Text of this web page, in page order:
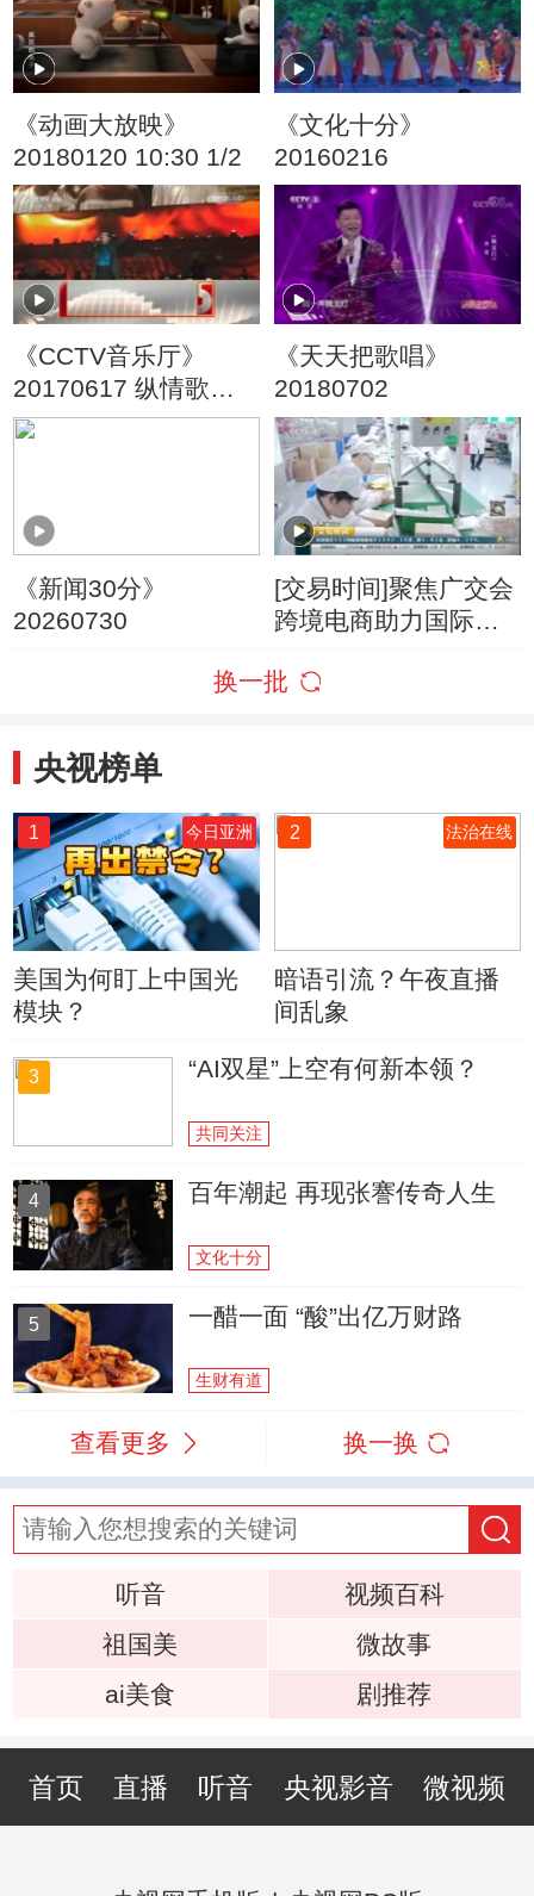
《动画大放映》
20180120 10:30 1/2
《文化十分》
20160216
《CCTV音乐厅》
20170617 纵情歌唱·
刘欢演唱会
《天天把歌唱》
20180702
《新闻30分》
20260730
[交易时间]聚焦广交会
跨境电商助力国际市
企业布局重点
换一批
央视榜单
1 今日亚洲
美国为何盯上中国光
模块？
2 法治在线
暗语引流？午夜直播
间乱象
3 “AI双星”上空有何新本领？
共同关注
4 百年潮起 再现张謇传奇人生
文化十分
5 一醋一面 “酸”出亿万财路
生财有道
查看更多 换一换
听音
视频百科
祖国美
微故事
ai美食
剧推荐
首页 直播 听音 央视影音 微视频